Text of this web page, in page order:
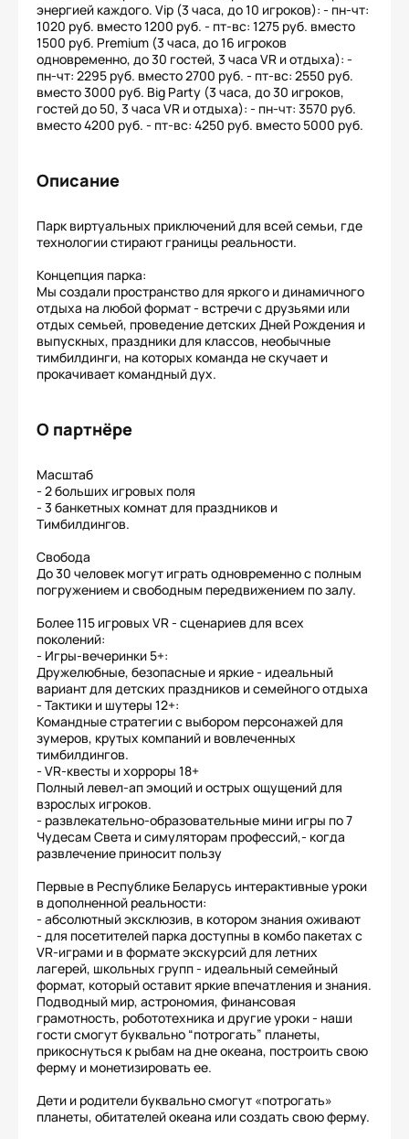
энергией каждого. Vip (3 часа, до 10 игроков): - пн-чт:
1020 руб. вместо 1200 руб. - пт-вс: 1275 руб. вместо
1500 руб. Premium (3 часа, до 16 игроков
одновременно, до 30 гостей, 3 часа VR и отдыха): -
пн-чт: 2295 руб. вместо 2700 руб. - пт-вс: 2550 руб.
вместо 3000 руб. Big Party (3 часа, до 30 игроков,
гостей до 50, 3 часа VR и отдыха): - пн-чт: 3570 руб.
вместо 4200 руб. - пт-вс: 4250 руб. вместо 5000 руб.
Описание
Парк виртуальных приключений для всей семьи, где
технологии стирают границы реальности.
Концепция парка:
Мы создали пространство для яркого и динамичного
отдыха на любой формат - встречи с друзьями или
отдых семьей, проведение детских Дней Рождения и
выпускных, праздники для классов, необычные
тимбилдинги, на которых команда не скучает и
прокачивает командный дух.
О партнёре
Масштаб
- 2 больших игровых поля
- 3 банкетных комнат для праздников и
Тимбилдингов.
Свобода
До 30 человек могут играть одновременно с полным
погружением и свободным передвижением по залу.
Более 115 игровых VR - сценариев для всех
поколений:
- Игры-вечеринки 5+:
Дружелюбные, безопасные и яркие - идеальный
вариант для детских праздников и семейного отдыха
- Тактики и шутеры 12+:
Командные стратегии с выбором персонажей для
зумеров, крутых компаний и вовлеченных
тимбилдингов.
- VR-квесты и хорроры 18+
Полный левел-ап эмоций и острых ощущений для
взрослых игроков.
- развлекательно-образовательные мини игры по 7
Чудесам Света и симуляторам профессий,- когда
развлечение приносит пользу
Первые в Республике Беларусь интерактивные уроки
в дополненной реальности:
- абсолютный эксклюзив, в котором знания оживают
- для посетителей парка доступны в комбо пакетах с
VR-играми и в формате экскурсий для летних
лагерей, школьных групп - идеальный семейный
формат, который оставит яркие впечатления и знания.
Подводный мир, астрономия, финансовая
грамотность, робототехника и другие уроки - наши
гости смогут буквально “потрогать” планеты,
прикоснуться к рыбам на дне океана, построить свою
ферму и монетизировать ее.
Дети и родители буквально смогут «потрогать»
планеты, обитателей океана или создать свою ферму.